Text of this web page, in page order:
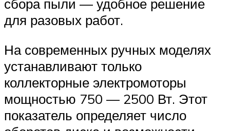
сбора пыли — удобное решение
для разовых работ.
На современных ручных моделях
устанавливают только
коллекторные электромоторы
мощностью 750 — 2500 Вт. Этот
показатель определяет число